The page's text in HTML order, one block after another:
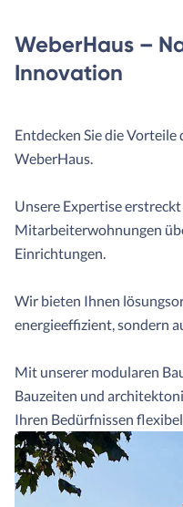
WeberHaus –
Innovation
Entdecken Sie die
WeberHaus.
Unsere Expertise
Mitarbeiterwohnungen
Einrichtungen.
Wir bieten Ihnen
energieeffizient, sondern
Mit unserer modularen
Bauzeiten und
Ihren Bedürfnissen